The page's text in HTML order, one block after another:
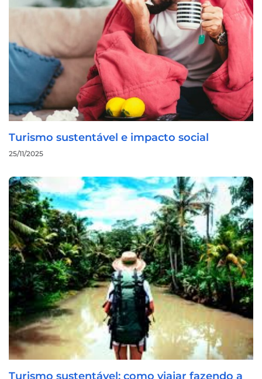
Turismo sustentável e impacto social
25/11/2025
Turismo sustentável: como viajar fazendo a